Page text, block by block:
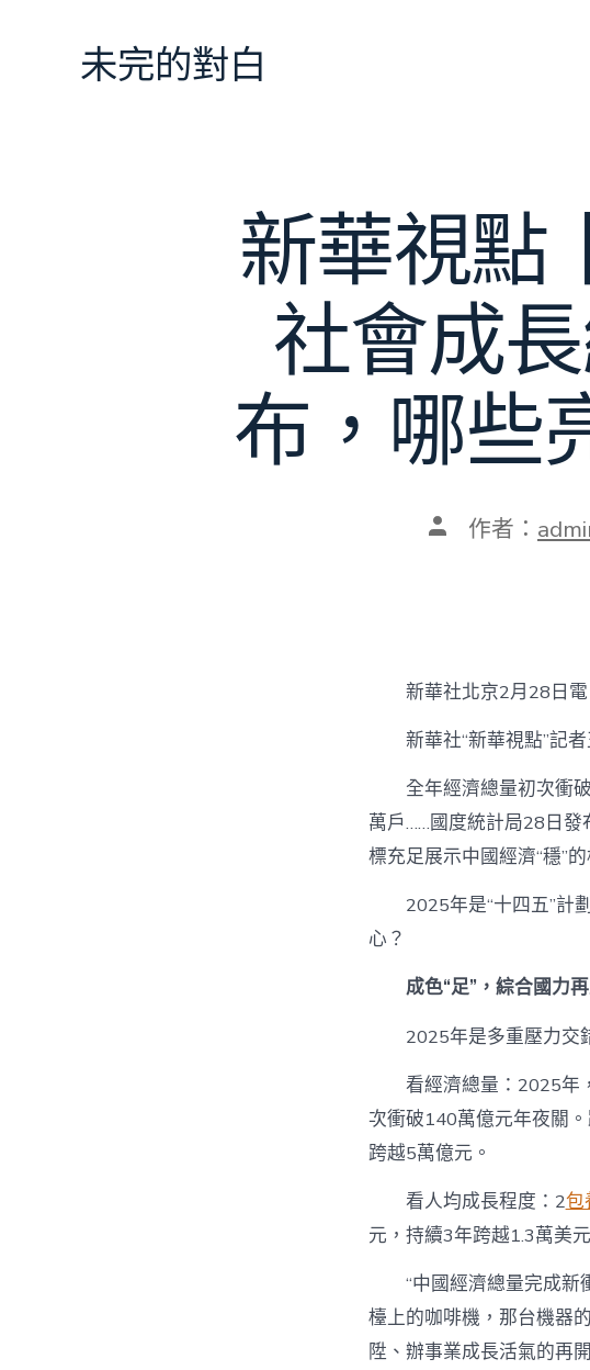
未完的對白
新華視點
社會成
布，哪些
文 作者：
新華社北京2月28日電
新華社“新華視點”記
全年經濟總量初次衝
萬戶……國度統計局28日發
標充足展示中國經濟“穩”
2025年是“十四五”計
心？
成色“足”，綜合國力
2025年是多重壓力交
看經濟總量：2025年
次衝破140萬億元年夜關
跨越5萬億元。
看人均成長程度：2包
元，持續3年跨越1.3萬美元
“中國經濟總量完成
檯上的咖啡機，那台機器
陞、辦事業成長活氣的再